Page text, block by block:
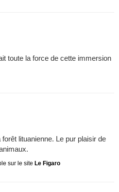
toute la force de cette immersion
lituanienne. Le pur plaisir de
sur le site Le Figaro